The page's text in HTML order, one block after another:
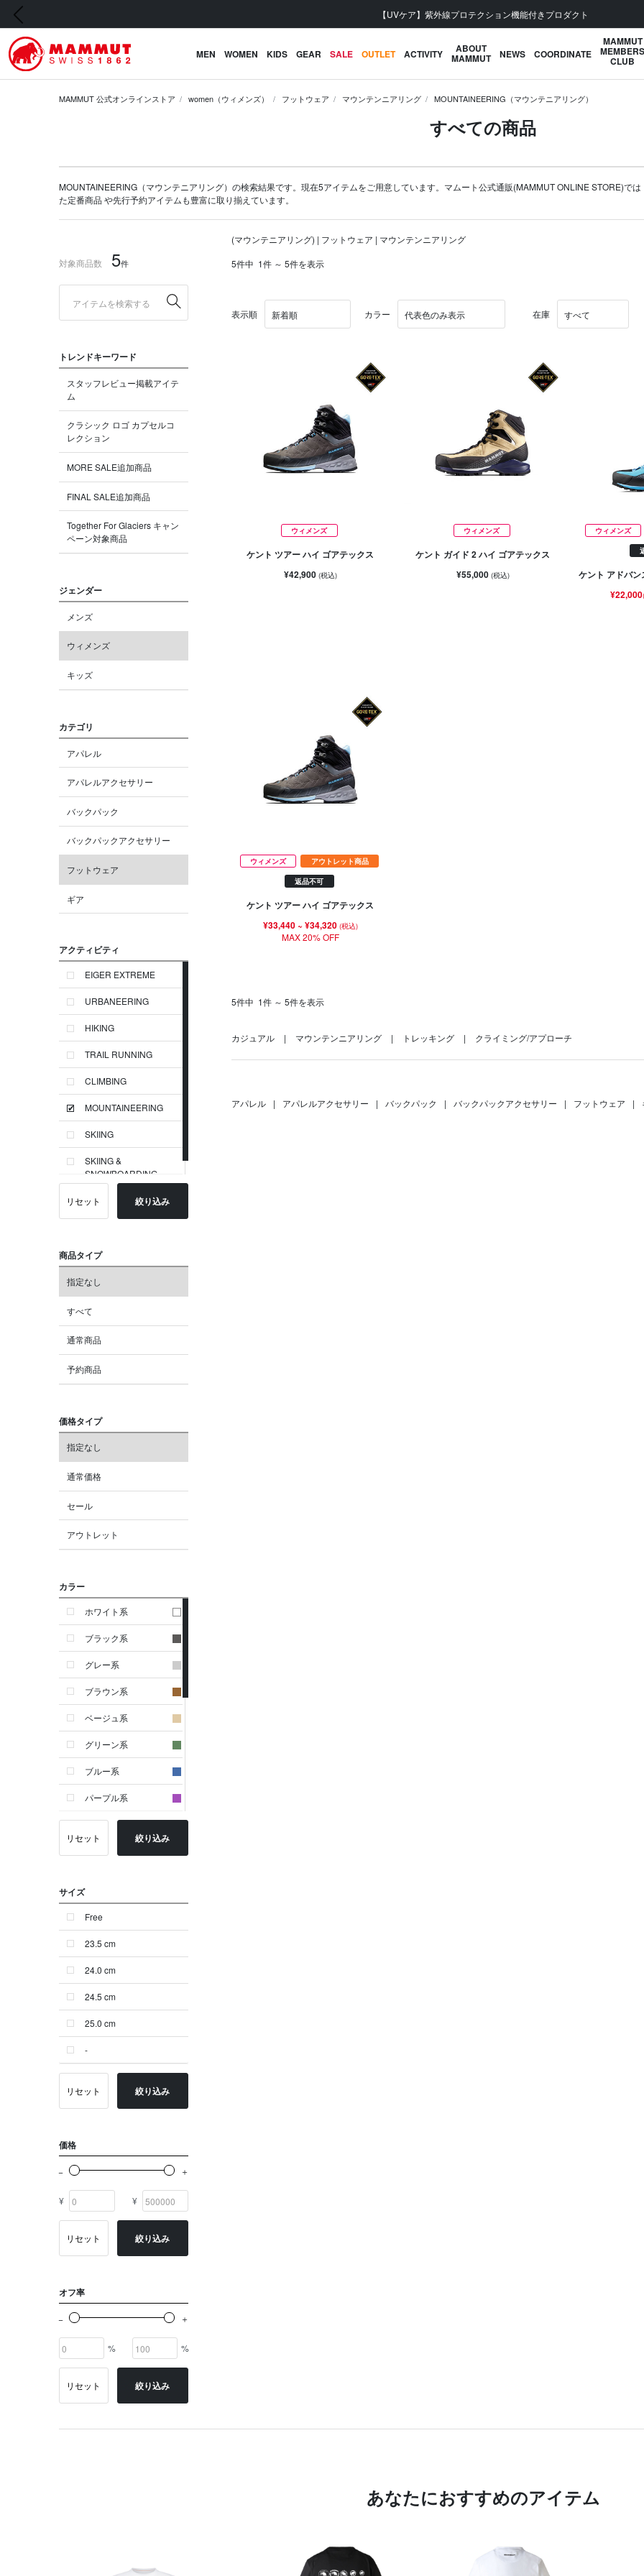
【UVケア】紫外線プロテクション機能付きプロダクト
前の画像
MEN WOMEN KIDS GEAR SALE OUTLET ACTIVITY ABOUT
MAMMUT NEWS COORDINATE
MAMMUT
MEMBERS
CLUB
MAMMUT 公式オンラインストア women（ウィメンズ） フットウェア マウンテンニアリング MOUNTAINEERING（マウンテニアリング）
すべての商品
MOUNTAINEERING（マウンテニアリング）の検索結果です。現在5アイテムをご用意しています。マムート公式通販(MAMMUT ONLINE STORE)では
た定番商品 や先行予約アイテムも豊富に取り揃えています。
対象商品数 5件
トレンドキーワード
スタッフレビュー掲載アイテ
ム
クラシック ロゴ カプセルコ
レクション
MORE SALE追加商品
FINAL SALE追加商品
Together For Glaciers キャン
ペーン対象商品
ジェンダー
メンズ
ウィメンズ
キッズ
カテゴリ
アパレル
アパレルアクセサリー
バックパック
バックパックアクセサリー
フットウェア
ギア
アクティビティ
EIGER EXTREME
URBANEERING
HIKING
TRAIL RUNNING
CLIMBING
MOUNTAINEERING
SKIING
SKIING &
SNOWBOARDING
リセット 絞り込み
商品タイプ
指定なし
すべて
通常商品
予約商品
価格タイプ
指定なし
通常価格
セール
アウトレット
カラー
ホワイト系
ブラック系
グレー系
ブラウン系
ベージュ系
グリーン系
ブルー系
パープル系
イエロー系
オレンジ系
シルバー系
ゴールド系
その他
イニシャル
OTHERS
リセット 絞り込み
サイズ
Free
23.5 cm
24.0 cm
24.5 cm
25.0 cm
-
リセット 絞り込み
価格
¥ ¥
リセット 絞り込み
オフ率
% %
リセット 絞り込み
(マウンテニアリング) | フットウェア | マウンテンニアリング
5件中 1件 ～ 5件を表示
表示順 カラー 在庫
ウィメンズ
ケント ツアー ハイ ゴアテックス
¥42,900 (税込)
ウィメンズ
ケント ガイド 2 ハイ ゴアテックス
¥55,000 (税込)
ウィメンズ
ケント アドバ
¥22,000
ウィメンズ アウトレット商品
返品不可
ケント ツアー ハイ ゴアテックス
¥33,440~ ¥34,320 (税込)
MAX 20% OFF
5件中 1件 ～ 5件を表示
カジュアル マウンテンニアリング トレッキング クライミング/アプローチ
アパレル | アパレルアクセサリー | バックパック | バックパックアクセサリー | フットウェア |
あなたにおすすめのアイテム